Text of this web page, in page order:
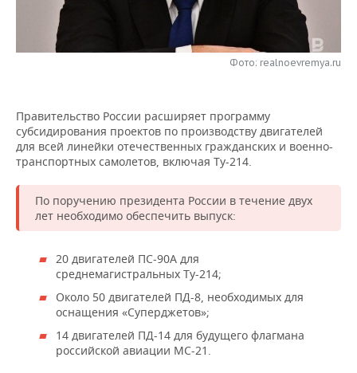
НЕФТЕХИМИЯ
НЕФТЬ
ЭНЕРГЕТИКА
РОЗНИЧНАЯ ТОРГОВЛЯ
НОВОСТИ ТЕХНОЛОГИЙ
ТЕЛЕКОММУНИКАЦИИ
МЕРОПРИЯТИЯ
БИЗНЕС-БРАНЧИ
ОТКРЫТАЯ ЛЕКЦИЯ
ФУТБОЛ
БАСКЕТБОЛ
ФИГУРНОЕ КАТАНИЕ
ВОДНЫЕ ВИДЫ СПОРТА
НОВОСТИ ОБЩЕСТВА
ИНФРАСТРУКТУРА
МЕДИЦИНА
ОБРАЗОВАНИЕ
ФОТОГАЛЕРЕЯ
СПРАВОЧНИК
Фото: realnoevremya.ru
Правительство России расширяет программу
субсидирования проектов по производству двигателей
для всей линейки отечественных гражданских и военно-
транспортных самолетов, включая Ту-214.
По поручению президента России в течение двух
лет необходимо обеспечить выпуск:
20 двигателей ПС-90А для
среднемагистральных Ту-214;
Около 50 двигателей ПД-8, необходимых для
оснащения «Суперджетов»;
14 двигателей ПД-14 для будущего флагмана
российской авиации МС-21.